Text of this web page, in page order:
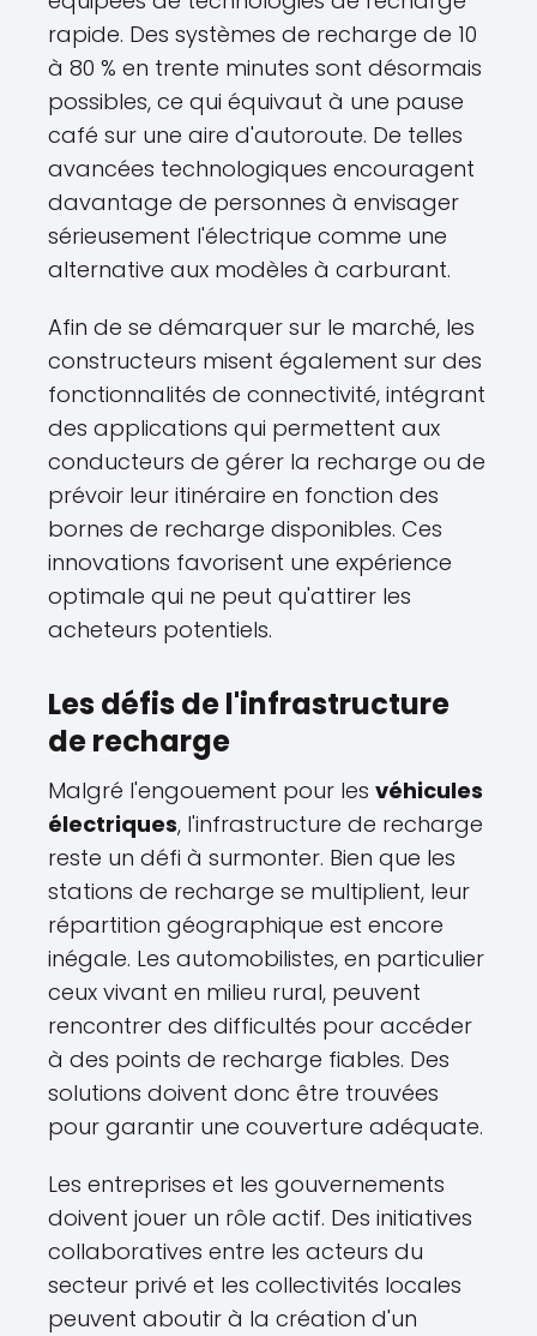
rapide. Des systèmes de recharge de 10
à 80 % en trente minutes sont désormais
possibles, ce qui équivaut à une pause
café sur une aire d'autoroute. De telles
avancées technologiques encouragent
davantage de personnes à envisager
sérieusement l'électrique comme une
alternative aux modèles à carburant.
Afin de se démarquer sur le marché, les
constructeurs misent également sur des
fonctionnalités de connectivité, intégrant
des applications qui permettent aux
conducteurs de gérer la recharge ou de
prévoir leur itinéraire en fonction des
bornes de recharge disponibles. Ces
innovations favorisent une expérience
optimale qui ne peut qu'attirer les
acheteurs potentiels.
Les défis de l'infrastructure
de recharge
Malgré l'engouement pour les véhicules
électriques, l'infrastructure de recharge
reste un défi à surmonter. Bien que les
stations de recharge se multiplient, leur
répartition géographique est encore
inégale. Les automobilistes, en particulier
ceux vivant en milieu rural, peuvent
rencontrer des difficultés pour accéder
à des points de recharge fiables. Des
solutions doivent donc être trouvées
pour garantir une couverture adéquate.
Les entreprises et les gouvernements
doivent jouer un rôle actif. Des initiatives
collaboratives entre les acteurs du
secteur privé et les collectivités locales
peuvent aboutir à la création d'un